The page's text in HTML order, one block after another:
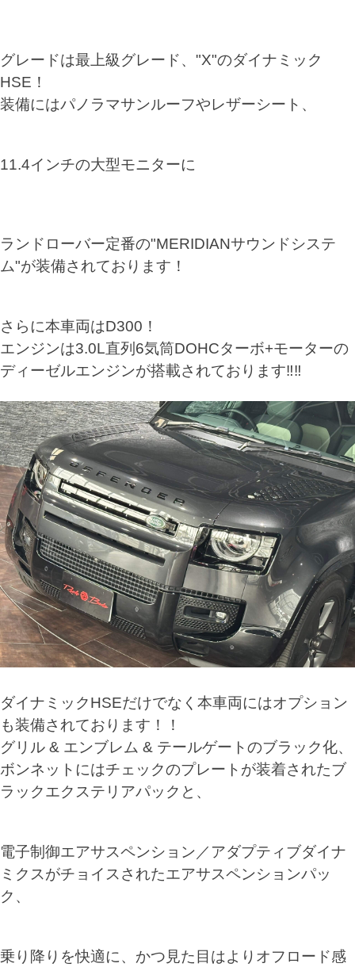
グレードは最上級グレード、"X"のダイナミック
HSE！
装備にはパノラマサンルーフやレザーシート、
11.4インチの大型モニターに
ランドローバー定番の"MERIDIANサウンドシステ
ム"が装備されております！
さらに本車両はD300！
エンジンは3.0L直列6気筒DOHCターボ+モーターの
ディーゼルエンジンが搭載されております‼️‼️
ダイナミックHSEだけでなく本車両にはオプション
も装備されております！！
グリル & エンブレム & テールゲートのブラック化、
ボンネットにはチェックのプレートが装着されたブ
ラックエクステリアパックと、
電子制御エアサスペンション／アダプティブダイナ
ミクスがチョイスされたエアサスペンションパッ
ク、
乗り降りを快適に、かつ見た目はよりオフロード感